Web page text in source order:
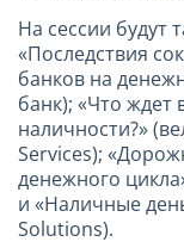
На сессии будут
«Последствия
банков на
банк); «Что ждет
наличности?»
Services);
денежного
и «Наличные
Solutions).